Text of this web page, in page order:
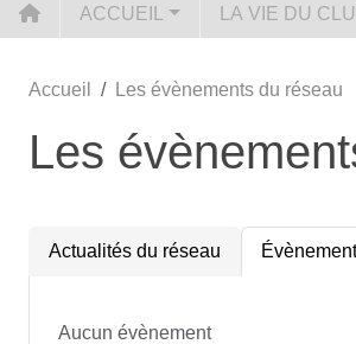
ACCUEIL LA VIE DU
Accueil Les évènements du réseau
Les
Actualités du réseau
Aucun évènement